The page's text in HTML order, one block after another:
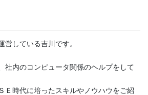
営している吉川です。
社内のコンピュータ関係のヘルプをして
Ｅ時代に培ったスキルやノウハウをご紹